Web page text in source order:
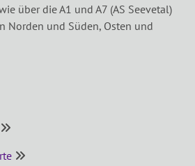
über die A1 und A7 (AS Seevetal)
Norden und Süden, Osten und